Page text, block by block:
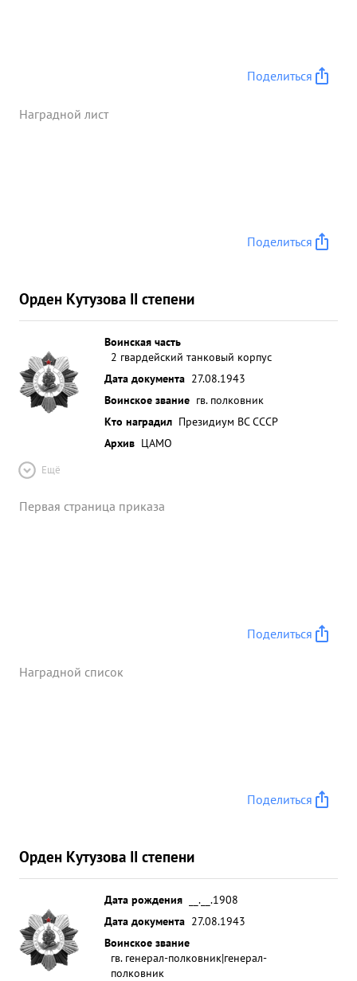
противника Штаб корпуса в самый сложной
имел с ними живую и техническую связь, что
Поделиться
Наградной лист
Поделиться
Орден Кутузова II степени
Воинская часть
2 гвардейский танковый корпус
Дата документа 27.08.1943
Воинское звание гв. полковник
Кто наградил Президиум ВС СССР
Архив ЦАМО
Ещё
Первая страница приказа
Поделиться
Наградной список
Поделиться
Орден Кутузова II степени
Дата рождения
__.__.1908
Дата документа 27.08.1943
Воинское звание
гв. генерал-полковник|генерал-
полковник